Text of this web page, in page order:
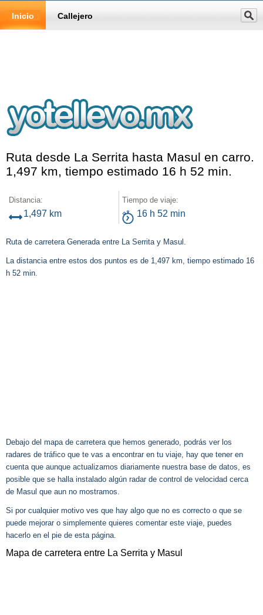
Inicio Callejero
Ruta desde La Serrita hasta Masul en carro.
1,497 km, tiempo estimado 16 h 52 min.
Distancia:
1,497 km
Tiempo de viaje:
16 h 52 min
Ruta de carretera Generada entre La Serrita y Masul.
La distancia entre estos dos puntos es de 1,497 km, tiempo estimado 16
h 52 min.
Debajo del mapa de carretera que hemos generado, podrás ver los
radares de tráfico que te vas a encontrar en tu viaje, hay que tener en
cuenta que aunque actualizamos diariamente nuestra base de datos, es
posible que se halla instalado algún radar de control de velocidad cerca
de Masul que aun no mostramos.
Si por cualquier motivo ves que hay algo que no es correcto o que se
puede mejorar o simplemente quieres comentar este viaje, puedes
hacerlo en el pie de esta página.
Mapa de carretera entre La Serrita y Masul